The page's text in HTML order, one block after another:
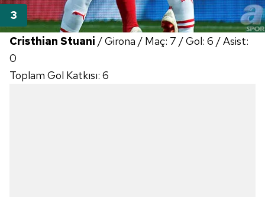
Cristhian Stuani / Girona / Maç: 7 / Gol: 6 / Asist:
0
Toplam Gol Katkısı: 6